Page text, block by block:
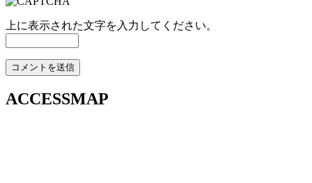
上に表示された文字を入力してください。
ACCESSMAP